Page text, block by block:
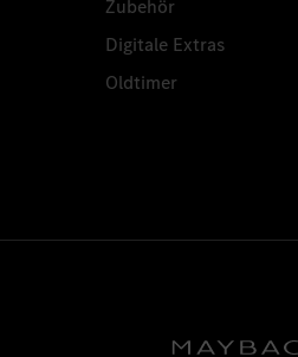
Zubehör
Digitale Extras
Oldtimer